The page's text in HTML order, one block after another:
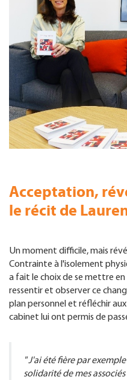
Acceptation,
le récit de
Un moment difficile, mais
Contrainte à l'isolement
a fait le choix de se mettre
ressentir et observer ce
plan personnel et réfléchir
cabinet lui ont permis de
" J'ai été fière par
solidarité de mes